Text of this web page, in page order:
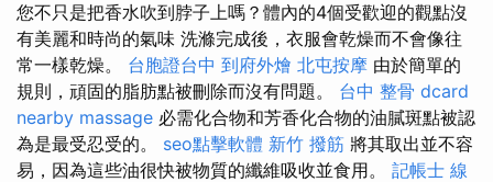
您不只是把香水吹到脖子上嗎？體內的4個受歡迎的觀點沒
有美麗和時尚的氣味 洗滌完成後，衣服會乾燥而不會像往
常一樣乾燥。 台胞證台中 到府外燴 北屯按摩 由於簡單的
規則，頑固的脂肪點被刪除而沒有問題。 台中 整骨 dcard
nearby massage 必需化合物和芳香化合物的油膩斑點被認
為是最受忍受的。 seo點擊軟體 新竹 撥筋 將其取出並不容
易，因為這些油很快被物質的纖維吸收並食用。 記帳士 線